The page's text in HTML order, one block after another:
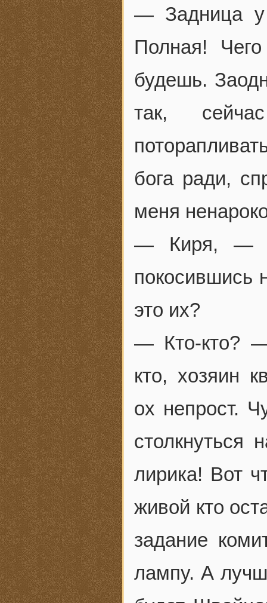
— Задница у
Полная!
будешь.
так,
бога ради,
меня
— Киря, —
покосившись
это их?
— Кто-кто?
кто, хозяин
ох непрост.
столкнуться
лирика! Вот
живой кто
задание
лампу. А